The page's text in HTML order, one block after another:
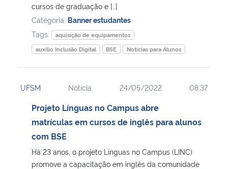
cursos de graduação e […]
Categoria: Banner estudantes
Tags:
aquisição de equipamentos
auxilio Inclusão Digital
BSE Notícias para Alunos
UFSM Notícia 24/05/2022 08:37
Projeto Línguas no Campus abre
matrículas em cursos de inglês para alunos
com BSE
Há 23 anos, o projeto Línguas no Campus (LINC)
promove a capacitação em inglês da comunidade